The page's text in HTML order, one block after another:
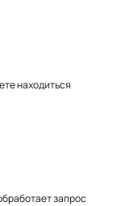
находиться
запрос